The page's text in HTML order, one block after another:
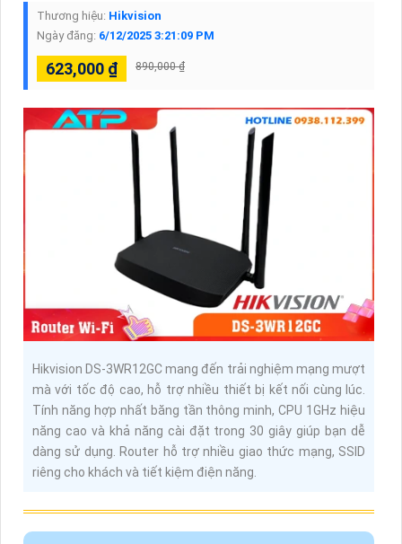
Thương hiệu: Hikvision
Ngày đăng: 6/12/2025 3:21:09 PM
623,000 ₫ 890,000 ₫
Hikvision DS-3WR12GC mang đến trải nghiệm mạng mượt
mà với tốc độ cao, hỗ trợ nhiều thiết bị kết nối cùng lúc.
Tính năng hợp nhất băng tần thông minh, CPU 1GHz hiệu
năng cao và khả năng cài đặt trong 30 giây giúp bạn dễ
dàng sử dụng. Router hỗ trợ nhiều giao thức mạng, SSID
riêng cho khách và tiết kiệm điện năng.